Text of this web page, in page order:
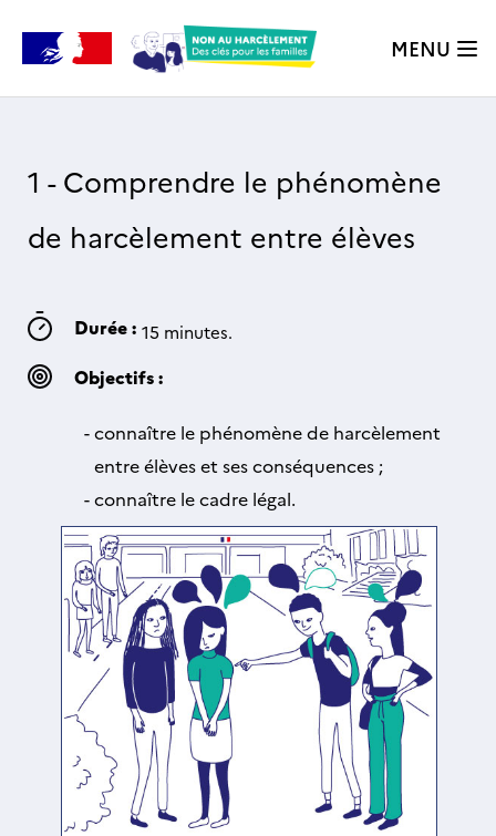
MENU
1 - Comprendre le phénomène
de harcèlement entre élèves
Durée : 15 minutes.
Objectifs :
connaître le phénomène de harcèlement
entre élèves et ses conséquences ;
connaître le cadre légal.